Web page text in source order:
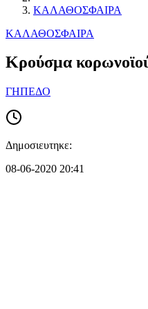
ΚΑΛΑΘΟΣΦΑΙΡΑ
ΚΑΛΑΘΟΣΦΑΙΡΑ
Κρούσμα
ΓΗΠΕΔΟ
Δημοσιευτηκε:
08-06-2020 20:41